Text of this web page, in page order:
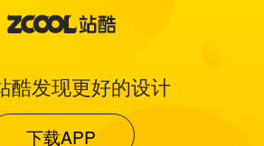
酷发现更好的设计
下载APP